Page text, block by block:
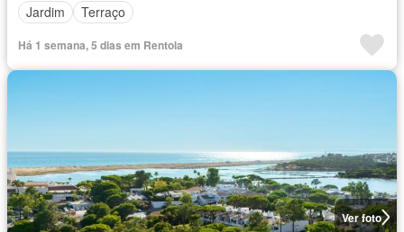
Jardim
Terraço
Há 1 semana, 5 dias em Rentola
Ver foto